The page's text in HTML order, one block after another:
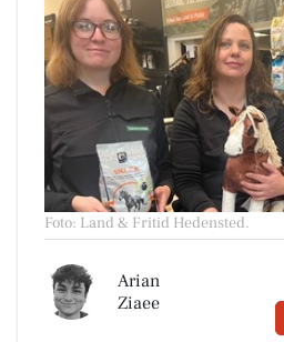
Foto: Land & Fritid Hedensted.
Arian
Ziaee